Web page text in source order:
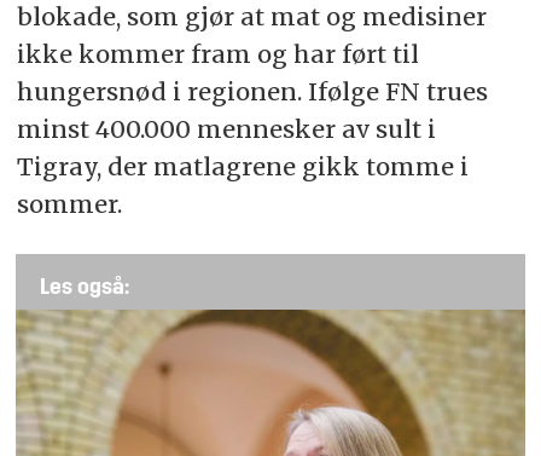
blokade, som gjør at mat og medisiner
ikke kommer fram og har ført til
hungersnød i regionen. Ifølge FN trues
minst 400.000 mennesker av sult i
Tigray, der matlagrene gikk tomme i
sommer.
Les også: